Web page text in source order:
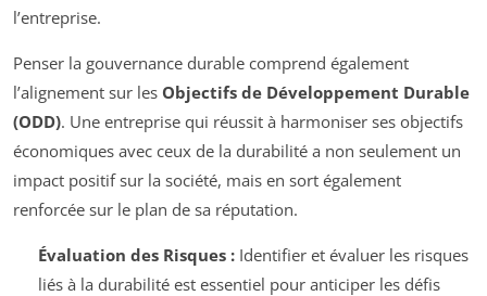
l’entreprise.
Penser la gouvernance durable comprend également
l’alignement sur les Objectifs de Développement Durable
(ODD). Une entreprise qui réussit à harmoniser ses objectifs
économiques avec ceux de la durabilité a non seulement un
impact positif sur la société, mais en sort également
renforcée sur le plan de sa réputation.
Évaluation des Risques :Identifier et évaluer les risques
liés à la durabilité est essentiel pour anticiper les défis